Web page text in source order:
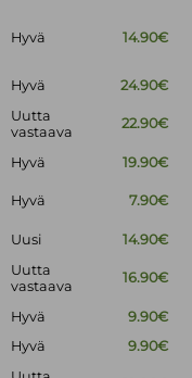
Hyvä 14.90€
Hyvä
24.90€
Uutta
vastaava
22.90€
Hyvä
19.90€
Hyvä 7.90€
Uusi
14.90€
Uutta
vastaava
16.90€
Hyvä
9.90€
Hyvä
9.90€